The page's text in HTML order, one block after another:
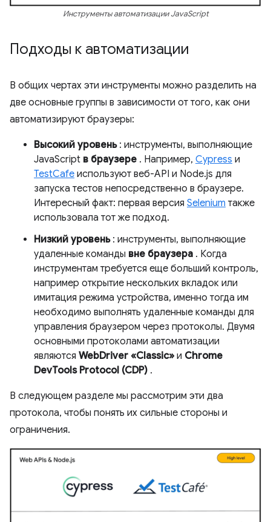
Инструменты автоматизации JavaScript
Подходы к автоматизации
В общих чертах эти инструменты можно разделить на
две основные группы в зависимости от того, как они
автоматизируют браузеры:
Высокий уровень: инструменты, выполняющие
JavaScript в браузере . Например, Cypress и
TestCafe используют веб-API и Node.js для
запуска тестов непосредственно в браузере.
Интересный факт: первая версия Selenium также
использовала тот же подход.
Низкий уровень: инструменты, выполняющие
удаленные команды вне браузера . Когда
инструментам требуется еще больший контроль,
например открытие нескольких вкладок или
имитация режима устройства, именно тогда им
необходимо выполнять удаленные команды для
управления браузером через протоколы. Двумя
основными протоколами автоматизации
являются WebDriver «Classic» и Chrome
DevTools Protocol (CDP) .
В следующем разделе мы рассмотрим эти два
протокола, чтобы понять их сильные стороны и
ограничения.